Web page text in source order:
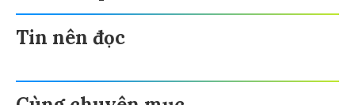
Tin nên đọc